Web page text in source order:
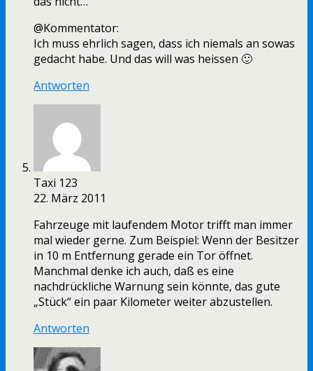
@Kommentator:
Ich muss ehrlich sagen, dass ich niemals an sowas
gedacht habe. Und das will was heissen 🙂
Antworten
Taxi 123
22. März 2011
Fahrzeuge mit laufendem Motor trifft man immer
mal wieder gerne. Zum Beispiel: Wenn der Besitzer
in 10 m Entfernung gerade ein Tor öffnet.
Manchmal denke ich auch, daß es eine
nachdrückliche Warnung sein könnte, das gute
„Stück“ ein paar Kilometer weiter abzustellen.
Antworten